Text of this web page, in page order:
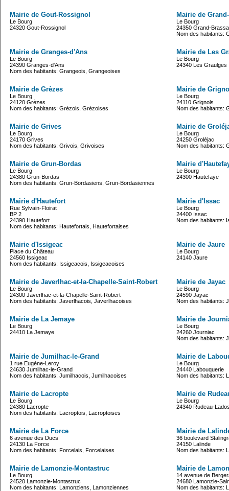
Mairie de Gout-Rossignol
Le Bourg
24320 Gout-Rossignol
Mairie de
Le Bourg
24350 Grand-
Nom des habitants:
Mairie de Granges-d'Ans
Le Bourg
24390 Granges-d'Ans
Nom des habitants: Grangeois, Grangeoises
Mairie de Les
Le Bourg
24340 Les Graulges
Mairie de Grèzes
Le Bourg
24120 Grèzes
Nom des habitants: Grézois, Grézoises
Mairie de
Le Bourg
24110 Grignols
Nom des habitants:
Mairie de Grives
Le Bourg
24170 Grives
Nom des habitants: Grivois, Grivoises
Mairie de
Le Bourg
24250 Groléjac
Nom des habitants:
Mairie de Grun-Bordas
Le Bourg
24380 Grun-Bordas
Nom des habitants: Grun-Bordasiens, Grun-Bordasiennes
Mairie
Le Bourg
24300 Hautefaye
Mairie d'Hautefort
Rue Sylvain-Floirat
BP 2
24390 Hautefort
Nom des habitants: Hautefortais, Hautefortaises
Mairie d'Issac
Le Bourg
24400 Issac
Nom des habitants:
Mairie d'Issigeac
Place du Château
24560 Issigeac
Nom des habitants: Issigeacois, Issigeacoises
Mairie de Jaure
Le Bourg
24140 Jaure
Mairie de Javerlhac-et-la-Chapelle-Saint-Robert
Le Bourg
24300 Javerlhac-et-la-Chapelle-Saint-Robert
Nom des habitants: Javerlhacois, Javerlhacoises
Mairie de Jayac
Le Bourg
24590 Jayac
Nom des habitants:
Mairie de La Jemaye
Le Bourg
24410 La Jemaye
Mairie de
Le Bourg
24260 Journiac
Nom des habitants:
Mairie de Jumilhac-le-Grand
1 rue Eugène-Leroy
24630 Jumilhac-le-Grand
Nom des habitants: Jumilhacois, Jumilhacoises
Mairie de
Le Bourg
24440 Labouquerie
Nom des habitants:
Mairie de Lacropte
Le Bourg
24380 Lacropte
Nom des habitants: Lacroptois, Lacroptoises
Mairie de
Le Bourg
24340 Rudeau-
Mairie de La Force
6 avenue des Ducs
24130 La Force
Nom des habitants: Forcelais, Forcelaises
Mairie de
36 boulevard
24150 Lalinde
Nom des habitants:
Mairie de Lamonzie-Montastruc
Le Bourg
24520 Lamonzie-Montastruc
Nom des habitants: Lamonziens, Lamonziennes
Mairie de
14 avenue de
24680 Lamonzie-
Nom des habitants: